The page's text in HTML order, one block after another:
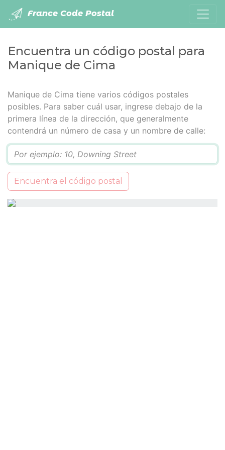
France Code Postal
Encuentra un código postal para
Manique de Cima
Manique de Cima tiene varios códigos postales
posibles. Para saber cuál usar, ingrese debajo de la
primera línea de la dirección, que generalmente
contendrá un número de casa y un nombre de calle:
Encuentra el código postal